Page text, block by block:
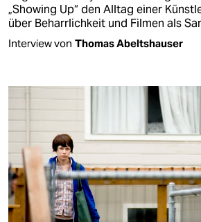
„Showing Up“ den Alltag einer
über Beharrlichkeit und Filmen als
Interview von Thomas Abeltshauser